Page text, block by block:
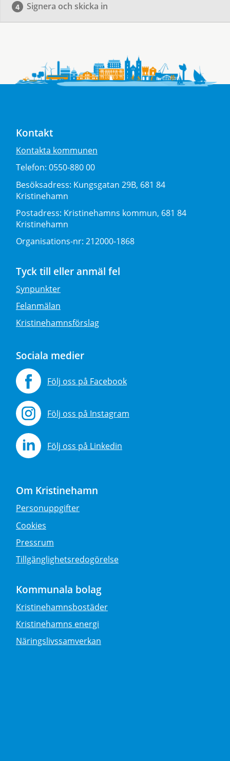
Signera och skicka in
Kontakt
Kontakta kommunen
Telefon: 0550-880 00
Besöksadress: Kungsgatan 29B, 681 84
Kristinehamn
Postadress: Kristinehamns kommun, 681 84
Kristinehamn
Organisations-nr: 212000-1868
Tyck till eller anmäl fel
Synpunkter
Felanmälan
Kristinehamnsförslag
Sociala medier
Följ oss på Facebook
Följ oss på Instagram
Följ oss på Linkedin
Om Kristinehamn
Personuppgifter
Cookies
Pressrum
Tillgänglighetsredogörelse
Kommunala bolag
Kristinehamnsbostäder
Kristinehamns energi
Näringslivssamverkan